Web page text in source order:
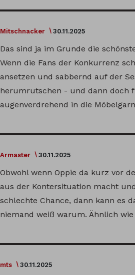
Mitschnacker 30.11.2025
Das sind ja im Grunde die
Wenn die Fans der Konkurrenz
ansetzen und sabbernd auf der
herumrutschen - und dann doch
augenverdrehend in die
Armaster 30.11.2025
Obwohl wenn Oppie da kurz vor
aus der Kontersituation macht
schlechte Chance, dann kann es
niemand weiß warum. Ähnlich
mts 30.11.2025